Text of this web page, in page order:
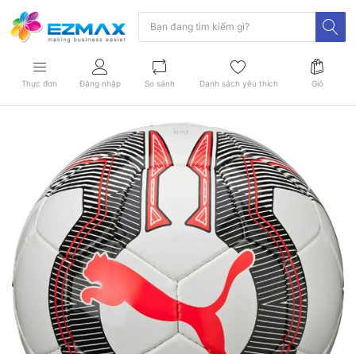
Thực đơn Đăng nhập So sánh Danh sách yêu thích Giỏ